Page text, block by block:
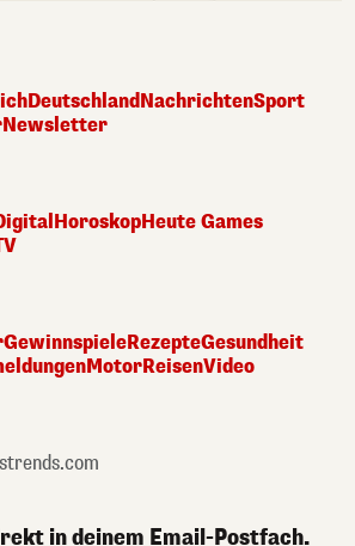
DeutschlandNachrichtenSport
Newsletter
HoroskopHeute Games
GewinnspieleRezepteGesundheit
MotorReisenVideo
in deinem Email-Postfach.